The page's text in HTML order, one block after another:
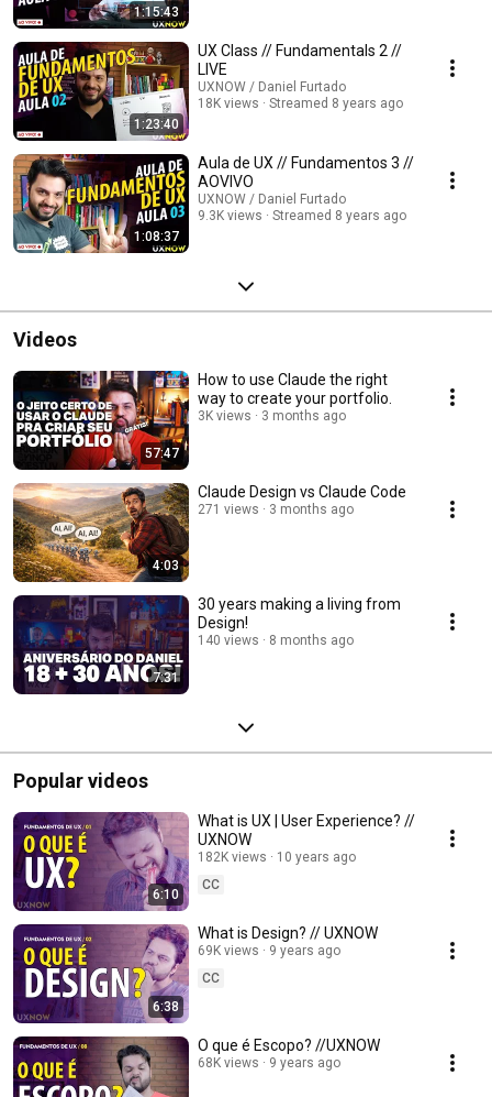
1:15:43
1:23:40
UX Class // Fundamentals 2 //
LIVE
UXNOW / Daniel Furtado
18K views
Streamed 8 years ago
1:08:37
Aula de UX // Fundamentos 3 //
AOVIVO
UXNOW / Daniel Furtado
9.3K views
Streamed 8 years ago
Videos
57:47
How to use Claude the right
way to create your portfolio.
3K views 3 months ago
4:03
Claude Design vs Claude Code
271 views 3 months ago
7:31
30 years making a living from
Design!
140 views 8 months ago
Popular videos
6:10
What is UX | User Experience? //
UXNOW
182K views
10 years ago
CC
6:38
What is Design? // UXNOW
69K views
9 years ago
CC
O que é Escopo? //UXNOW
68K views 9 years ago